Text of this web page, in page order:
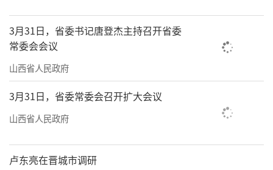
3月31日，省委书记唐登杰主持召开省委
常委会会议
山西省人民政府
3月31日，省委常委会召开扩大会议
山西省人民政府
卢东亮在晋城市调研